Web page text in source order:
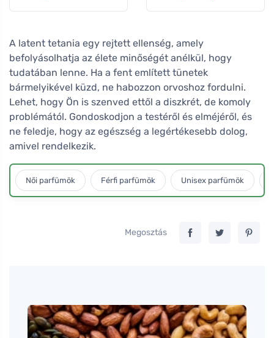
A latent tetania egy rejtett ellenség, amely
befolyásolhatja az élete minőségét anélkül, hogy
tudatában lenne. Ha a fent említett tünetek
bármelyikével küzd, ne habozzon orvoshoz fordulni.
Lehet, hogy Ön is szenved ettől a diszkrét, de komoly
problémától. Gondoskodjon a testéről és elméjéről, és
ne feledje, hogy az egészség a legértékesebb dolog,
amivel rendelkezik.
Női parfümök Férfi parfümök Unisex parfümök
Megosztás